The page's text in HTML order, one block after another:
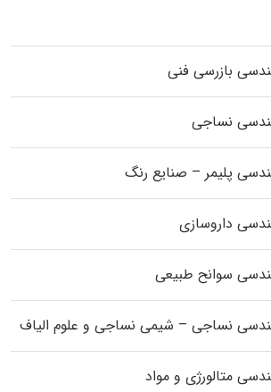
بازرسی فنی
نساجی
پلیمر – صنایع رنگ
داروسازی
سوانح طبیعی
نساجی – شیمی نساجی و علوم الیاف
متالورژی و مواد